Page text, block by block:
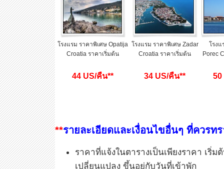
โรงแรม ราคาพิเศษ Opatija
Croatia ราคาเริ่มต้น
โรงแรม ราคาพิเศษ Zadar
Croatia ราคาเริ่มต้น
โรงแ
Porec
44 US/คืน** 34 US/คืน** 50
**รายละเอียดและเงื่อนไขอื่นๆ ที่ควรท
ราคาที่แจ้งในตารางเป็นเพียงราคา เริ่
เปลี่ยนแปลง ขึ้นอยู่กับวันที่เข้าพัก